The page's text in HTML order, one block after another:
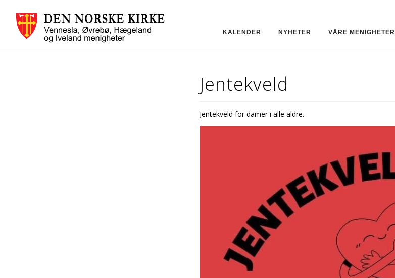
KALENDER NYHETER VÅRE MENIGHETER
Jentekveld
Jentekveld for damer i alle aldre.